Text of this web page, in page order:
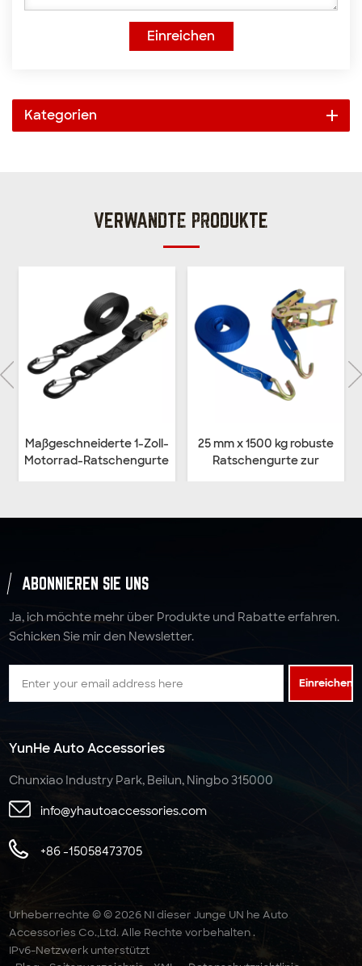
Einreichen
Kategorien
VERWANDTE PRODUKTE
Maßgeschneiderte 1-Zoll-
Motorrad-Ratschengurte
25 mm x 1500 kg robuste
Ratschengurte zur
ABONNIEREN SIE UNS
Ja, ich möchte mehr über Produkte und Rabatte erfahren.
Schicken Sie mir den Newsletter.
Einreichen
YunHe Auto Accessories
Chunxiao Industry Park, Beilun, Ningbo 315000
info@yhautoaccessories.com
+86 -15058473705
Urheberrechte © © 2026 NI dieser Junge UN he Auto
Accessories Co.,Ltd. Alle Rechte vorbehalten .
IPv6-Netzwerk unterstützt